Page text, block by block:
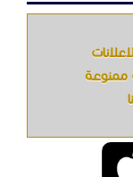
ممنوعة